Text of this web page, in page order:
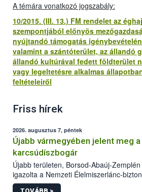
A témára vonatkozó jogszabály:
10/2015. (III. 13.) FM rendelet az
szempontjából előnyös
nyújtandó támogatás
valamint a szántóterület, az állandó
állandó kultúrával fedett földterület
vagy legeltetésre alkalmas
feltételeiről
Friss hírek
2026. augusztus 7, péntek
Újabb vármegyében jelent meg
karcsúdíszbogár
Újabb területen, Borsod-Abaúj-
igazolta a Nemzeti Élelmiszerlánc-
kőrisrontó karcsúdíszbogár (Agrilus